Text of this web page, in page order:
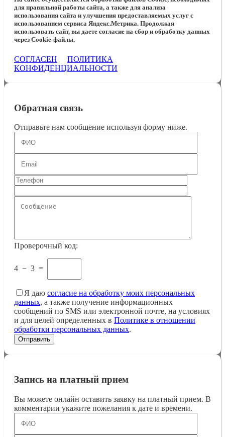
для правильной работы сайта, а также для анализа
использования сайта и улучшения предоставляемых услуг с
использованием сервиса Яндекс.Метрика. Продолжая
использовать сайт, вы даете согласие на сбор и обработку данных
через Cookie-файлы.
СОГЛАСЕН
ПОЛИТИКА
КОНФИДЕНЦИАЛЬНОСТИ
Обратная связь
Отправьте нам сообщение используя форму ниже.
Проверочный код:
4 − 3 =
Я даю согласие на обработку моих персональных
данных, а также получение информационных
сообщений по SMS или электронной почте, на условиях
и для целей определенных в Политике в отношении
обработки персональных данных.
Запись на платный прием
Вы можете онлайн оставить заявку на платный прием. В
комментарии укажите пожелания к дате и времени.